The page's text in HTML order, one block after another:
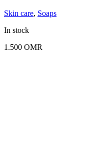
Skin care, Soaps
In stock
1.500 OMR